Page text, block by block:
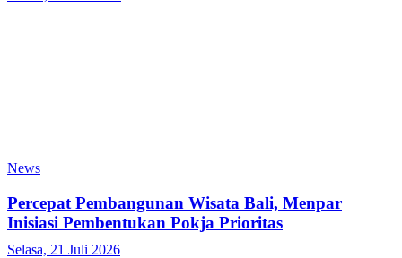
News
Percepat Pembangunan Wisata Bali, Menpar
Inisiasi Pembentukan Pokja Prioritas
Selasa, 21 Juli 2026